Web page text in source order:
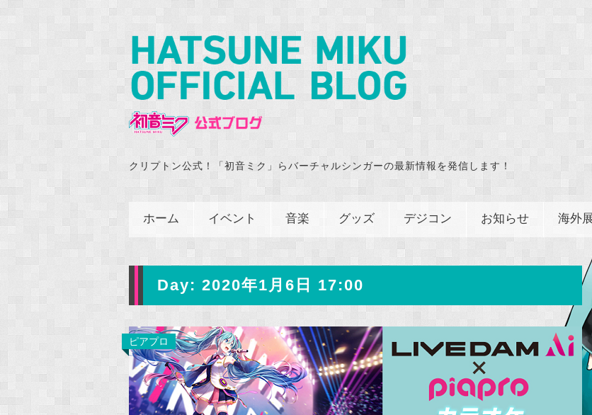
クリプトン公式！「初音ミク」らバーチャルシンガーの最新情報を発信します！
ホーム イベント 音楽 グッズ デジコン お知らせ 海外
Day: 2020年1月6日 17:00
ピアプロ